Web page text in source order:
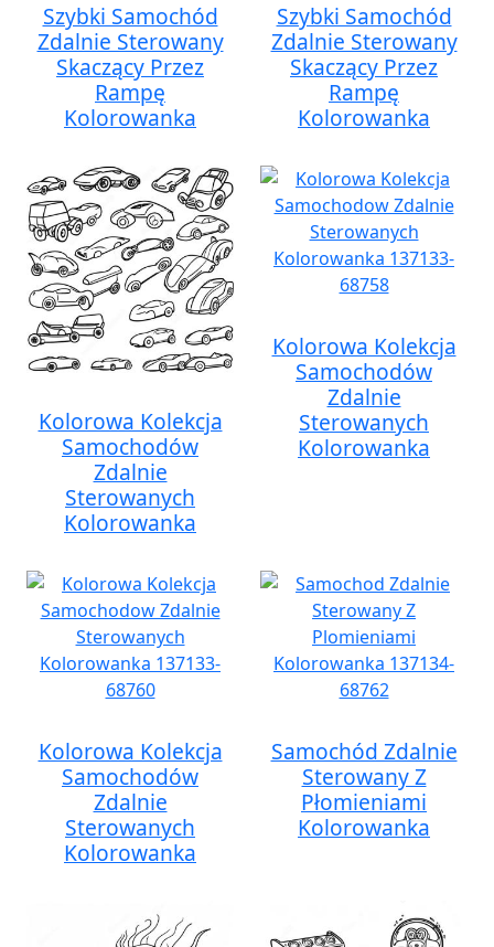
Szybki Samochód
Zdalnie Sterowany
Skaczący Przez
Rampę
Kolorowanka
Szybki Samochód
Zdalnie Sterowany
Skaczący Przez
Rampę
Kolorowanka
Kolorowa Kolekcja
Samochodów
Zdalnie
Sterowanych
Kolorowanka
Kolorowa Kolekcja
Samochodów
Zdalnie
Sterowanych
Kolorowanka
Kolorowa Kolekcja
Samochodów
Zdalnie
Sterowanych
Kolorowanka
Samochód Zdalnie
Sterowany Z
Płomieniami
Kolorowanka